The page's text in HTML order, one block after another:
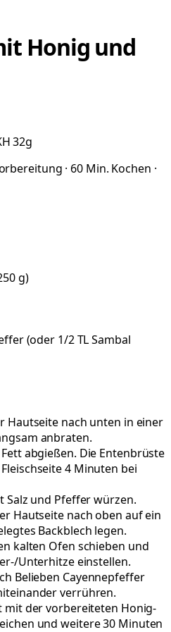
Honig und
32g
· 60 Min. Kochen ·
g)
(oder 1/2 TL Sambal
Hautseite nach unten in einer
anbraten.
abgießen. Die Entenbrüste
4 Minuten bei
Salz und Pfeffer würzen.
Hautseite nach oben auf ein
Backblech legen.
kalten Ofen schieben und
Unterhitze einstellen.
Belieben Cayennepfeffer
verrühren.
mit der vorbereiteten Honig-
und weitere 30 Minuten